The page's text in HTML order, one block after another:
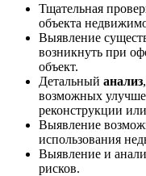
Тщательная
объекта
Выявление
возникнуть при
объект.
Детальный анализ
возможных
реконструкции
Выявление
использования
Выявление и
рисков.